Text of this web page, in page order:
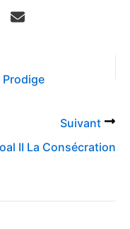
Prodige
Suivant
II La Consécration